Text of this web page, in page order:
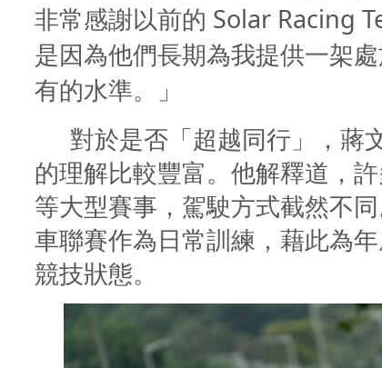
非常感謝以前的 Solar Racing
是因為他們長期為我提供一架
有的水準。」
對於是否「超越同行」，蔣
的理解比較豐富。他解釋道，
等大型賽事，駕駛方式截然不
車聯賽作為日常訓練，藉此為
競技狀態。